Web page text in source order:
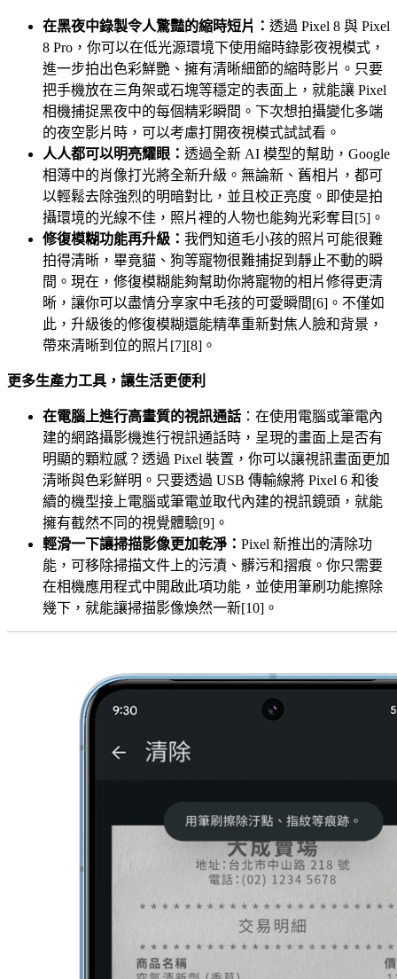
在黑夜中錄製令人驚豔的縮時短片： 透過 Pixel 8 與 Pixel
8 Pro，你可以在低光源環境下使用縮時錄影夜視模式，
進一步拍出色彩鮮艷、擁有清晰細節的縮時影片。只要
把手機放在三角架或石塊等穩定的表面上，就能讓 Pixel
相機捕捉黑夜中的每個精彩瞬間。下次想拍攝變化多端
的夜空影片時，可以考慮打開夜視模式試試看。
人人都可以明亮耀眼： 透過全新 AI 模型的幫助，Google
相簿中的肖像打光將全新升級。無論新、舊相片，都可
以輕鬆去除強烈的明暗對比，並且校正亮度。即使是拍
攝環境的光線不佳，照片裡的人物也能夠光彩奪目[5]。
修復模糊功能再升級： 我們知道毛小孩的照片可能很難
拍得清晰，畢竟貓、狗等寵物很難捕捉到靜止不動的瞬
間。現在，修復模糊能夠幫助你將寵物的相片修得更清
晰，讓你可以盡情分享家中毛孩的可愛瞬間[6]。不僅如
此，升級後的修復模糊還能精準重新對焦人臉和背景，
帶來清晰到位的照片[7][8]。
更多生產力工具，讓生活更便利
在電腦上進行高畫質的視訊通話 ：在使用電腦或筆電內
建的網路攝影機進行視訊通話時，呈現的畫面上是否有
明顯的顆粒感？透過 Pixel 裝置，你可以讓視訊畫面更加
清晰與色彩鮮明。只要透過 USB 傳輸線將 Pixel 6 和後
續的機型接上電腦或筆電並取代內建的視訊鏡頭，就能
擁有截然不同的視覺體驗[9]。
輕滑一下讓掃描影像更加乾淨： Pixel 新推出的清除功
能，可移除掃描文件上的污漬、髒污和摺痕。你只需要
在相機應用程式中開啟此項功能，並使用筆刷功能擦除
幾下，就能讓掃描影像煥然一新[10]。